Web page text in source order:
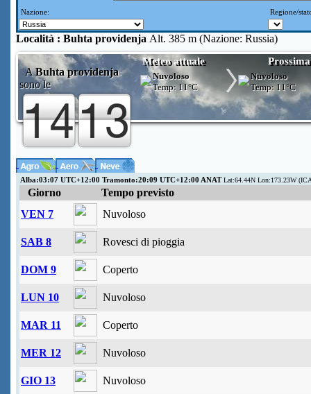
Nazione: Regione/
Località : Buhta providenja Alt. 385 m (Nazione: Russia)
ABuhta providenja
sono le
Meteo attuale
Nuvoloso
Temp:11°C
Nuvoloso
Temp: 11°C
Alba:03:07 UTC+12:00 Tramonto:20:09 UTC+12:00 ANATLat:64.44N Lon:173.23W
Giorno
Tempo previsto
VEN 7
Nuvoloso
SAB 8 Rovesci di pioggia
DOM 9 Coperto
LUN 10 Nuvoloso
MAR 11 Coperto
MER 12 Nuvoloso
GIO 13 Nuvoloso